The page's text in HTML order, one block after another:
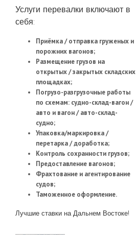
Услуги перевалки включают в
себя:
Приёмка / отправка груженых и
порожних вагонов;
Размещение грузов на
открытых / закрытых складских
площадках;
Погрузо-разгрузочные работы
по схемам: судно-склад-вагон /
авто и вагон / авто-склад-
судно;
Упаковка/маркировка /
перетарка / доработка;
Контроль сохранности грузов;
Предоставление вагонов;
Фрахтование и агентирование
судов;
Таможенное оформление.
Лучшие ставки на Дальнем Востоке!